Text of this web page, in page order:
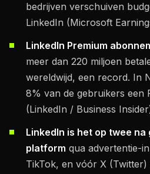
bedrijven verschuiven
LinkedIn (Microsoft
LinkedIn Premium
meer dan 220 miljoen
wereldwijd, een record. In
8% van de gebruikers een
(LinkedIn / Business
LinkedIn is het op twee
platform qua advertentie-
TikTok, en vóór X